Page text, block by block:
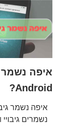
Android?
איפה נשמר